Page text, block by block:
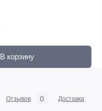
В корзину
Отзывов 0 Доставка